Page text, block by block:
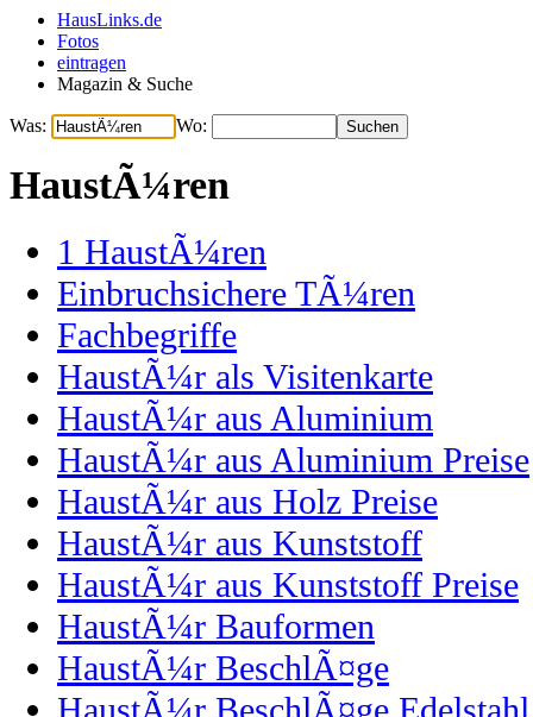
HausLinks.de
Fotos
eintragen
Magazin & Suche
Was: Wo:
HaustÃ¼ren
1 HaustÃ¼ren
Einbruchsichere TÃ¼ren
Fachbegriffe
HaustÃ¼r als Visitenkarte
HaustÃ¼r aus Aluminium
HaustÃ¼r aus Aluminium Preise
HaustÃ¼r aus Holz Preise
HaustÃ¼r aus Kunststoff
HaustÃ¼r aus Kunststoff Preise
HaustÃ¼r Bauformen
HaustÃ¼r BeschlÃ¤ge